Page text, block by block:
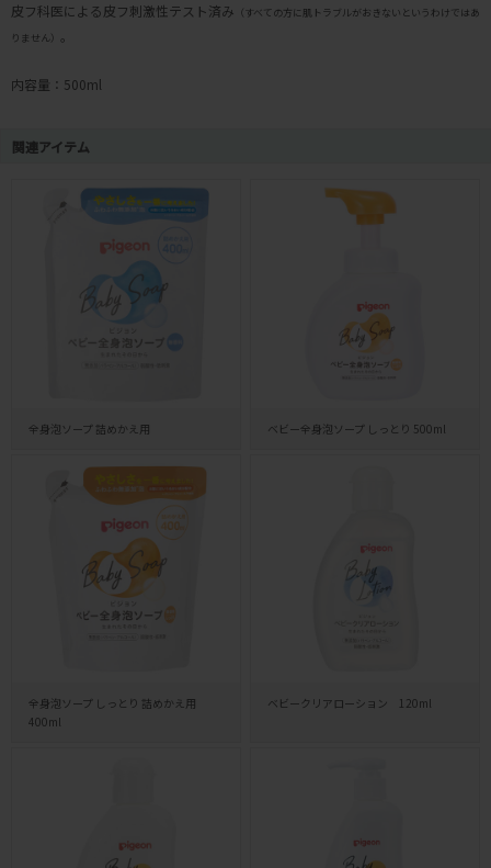
皮フ科医による皮フ刺激性テスト済み （すべての方に肌トラブルがおきないというわけではあ
りません） 。
内容量：500ml
関連アイテム
全身泡ソープ 詰めかえ用 ベビー全身泡ソープ しっとり 500ml
全身泡ソープ しっとり 詰めかえ用
400ml
ベビークリアローション 120ml